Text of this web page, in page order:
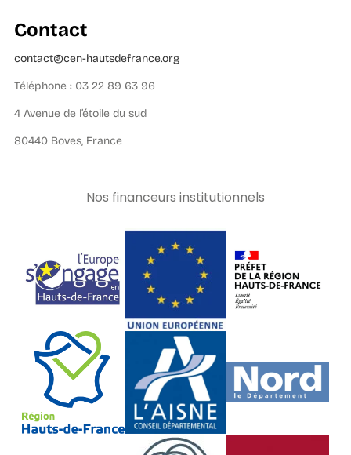
Contact
contact@cen-hautsdefrance.org
Téléphone : 03 22 89 63 96
4 Avenue de l’étoile du sud
80440 Boves, France
Nos financeurs institutionnels